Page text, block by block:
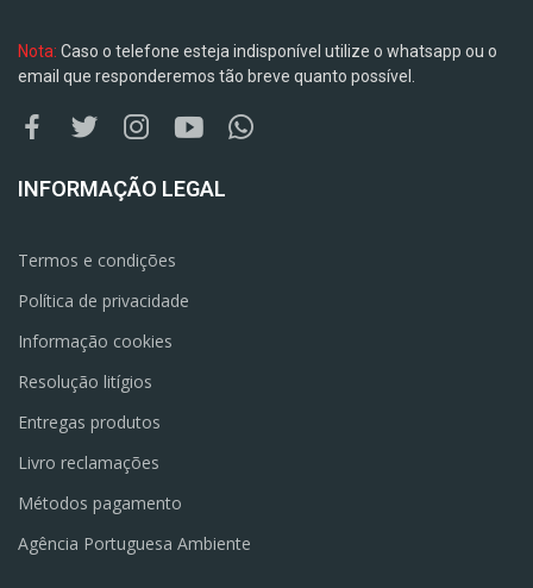
Nota: Caso o telefone esteja indisponível utilize o whatsapp ou o
email que responderemos tão breve quanto possível.
INFORMAÇÃO LEGAL
Termos e condições
Política de privacidade
Informação cookies
Resolução litígios
Entregas produtos
Livro reclamações
Métodos pagamento
Agência Portuguesa Ambiente